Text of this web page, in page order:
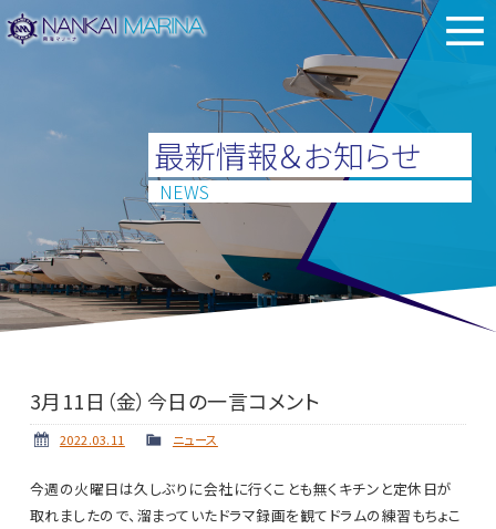
最新情報＆お知らせ
NEWS
3月11日（金）今日の一言コメント
2022.03.11 ニュース
今週の火曜日は久しぶりに会社に行くことも無くキチンと定休日が
取れましたので、溜まっていたドラマ録画を観てドラムの練習もちょこ